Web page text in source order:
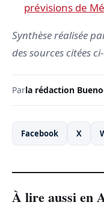
prévisions de
Synthèse réalisée
des sources citées
Parla rédaction
Facebook X
À lire aussi en